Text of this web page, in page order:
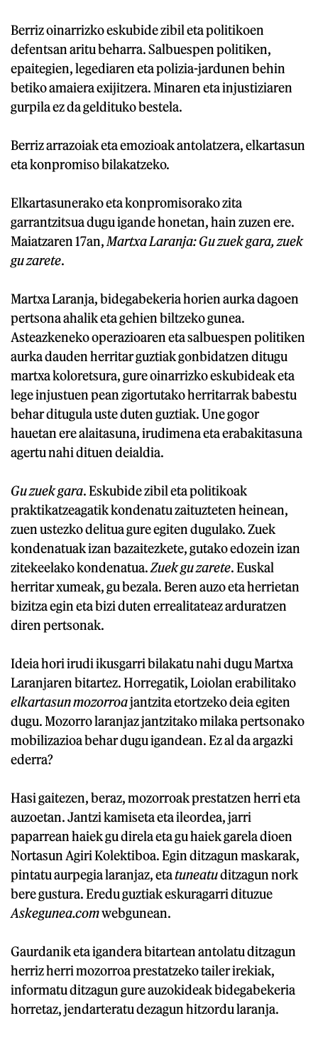
Berriz oinarrizko eskubide zibil eta politikoen
defentsan aritu beharra. Salbuespen politiken,
epaitegien, legediaren eta polizia-jardunen behin
betiko amaiera exijitzera. Minaren eta injustiziaren
gurpila ez da geldituko bestela.
Berriz arrazoiak eta emozioak antolatzera, elkartasun
eta konpromiso bilakatzeko.
Elkartasunerako eta konpromisorako zita
garrantzitsua dugu igande honetan, hain zuzen ere.
Maiatzaren 17an, Martxa Laranja: Gu zuek gara, zuek
gu zarete.
Martxa Laranja, bidegabekeria horien aurka dagoen
pertsona ahalik eta gehien biltzeko gunea.
Asteazkeneko operazioaren eta salbuespen politiken
aurka dauden herritar guztiak gonbidatzen ditugu
martxa koloretsura, gure oinarrizko eskubideak eta
lege injustuen pean zigortutako herritarrak babestu
behar ditugula uste duten guztiak. Une gogor
hauetan ere alaitasuna, irudimena eta erabakitasuna
agertu nahi dituen deialdia.
Gu zuek gara. Eskubide zibil eta politikoak
praktikatzeagatik kondenatu zaituzteten heinean,
zuen ustezko delitua gure egiten dugulako. Zuek
kondenatuak izan bazaitezkete, gutako edozein izan
zitekeelako kondenatua.Zuek gu zarete. Euskal
herritar xumeak, gu bezala. Beren auzo eta herrietan
bizitza egin eta bizi duten errealitateaz arduratzen
diren pertsonak.
Ideia hori irudi ikusgarri bilakatu nahi dugu Martxa
Laranjaren bitartez. Horregatik, Loiolan erabilitako
elkartasun mozorroajantzita etortzeko deia egiten
dugu. Mozorro laranjaz jantzitako milaka pertsonako
mobilizazioa behar dugu igandean. Ez al da argazki
ederra?
Hasi gaitezen, beraz, mozorroak prestatzen herri eta
auzoetan. Jantzi kamiseta eta ileordea, jarri
paparrean haiek gu direla eta gu haiek garela dioen
Nortasun Agiri Kolektiboa. Egin ditzagun maskarak,
pintatu aurpegia laranjaz, etatuneatuditzagun nork
bere gustura. Eredu guztiak eskuragarri dituzue
Askegunea.comwebgunean.
Gaurdanik eta igandera bitartean antolatu ditzagun
herriz herri mozorroa prestatzeko tailer irekiak,
informatu ditzagun gure auzokideak bidegabekeria
horretaz, jendarteratu dezagun hitzordu laranja.